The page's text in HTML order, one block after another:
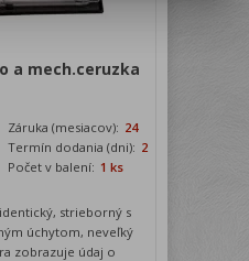
a mech.ceruzka
Záruka (mesiacov): 24
Termín dodania (dni): 2
Počet v balení: 1 ks
strieborný s
úchytom, neveľký
zobrazuje údaj o